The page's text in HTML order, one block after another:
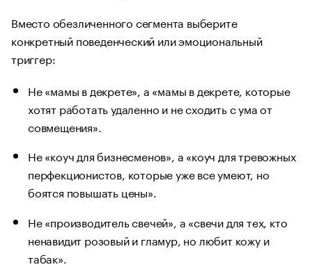
Вместо обезличенного сегмента выберите
конкретный поведенческий или эмоциональный
триггер:
Не «мамы в декрете», а «мамы в декрете, которые
хотят работать удаленно и не сходить с ума от
совмещения».
Не «коуч для бизнесменов», а «коуч для тревожных
перфекционистов, которые уже все умеют, но
боятся повышать цены».
Не «производитель свечей», а «свечи для тех, кто
ненавидит розовый и гламур, но любит кожу и
табак».